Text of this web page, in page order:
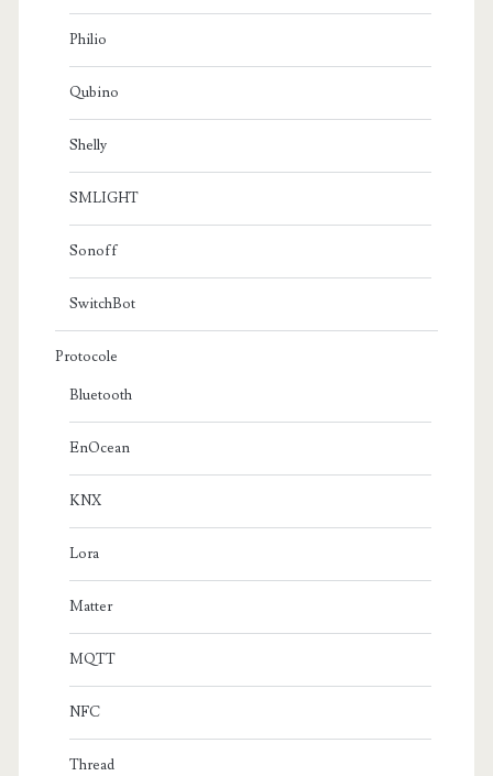
Philio
Qubino
Shelly
SMLIGHT
Sonoff
SwitchBot
Protocole
Bluetooth
EnOcean
KNX
Lora
Matter
MQTT
NFC
Thread